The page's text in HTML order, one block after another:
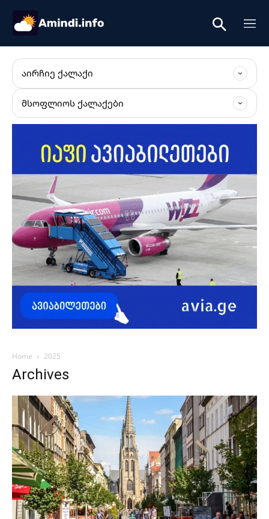
ᲐᲘᲠᲩᲘᲔ ᲥᲐᲚᲐᲥᲘ
ᲛᲡᲝᲤᲚᲘᲝᲡ ᲥᲐᲚᲐᲥᲔᲑᲘ
Home 2025
Archives